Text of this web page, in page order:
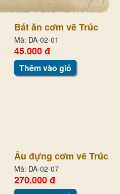
Bát ăn cơm vẽ Trúc
Mã: DA-02-01
45.000 đ
Thêm vào giỏ
Âu đựng cơm vẽ Trúc
Mã: DA-02-07
270.000 đ